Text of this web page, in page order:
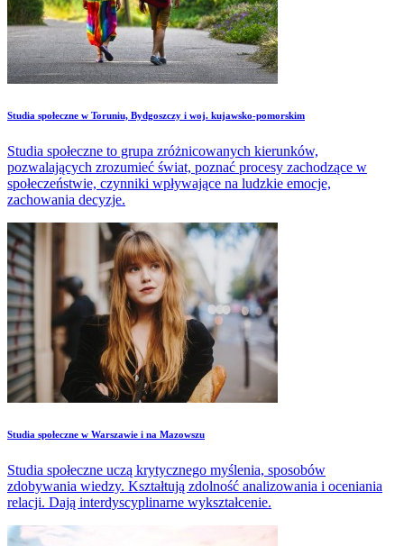
Studia społeczne w Toruniu, Bydgoszczy i woj. kujawsko-pomorskim
Studia społeczne to grupa zróżnicowanych kierunków,
pozwalających zrozumieć świat, poznać procesy zachodzące w
społeczeństwie, czynniki wpływające na ludzkie emocje,
zachowania decyzje.
Studia społeczne w Warszawie i na Mazowszu
Studia społeczne uczą krytycznego myślenia, sposobów
zdobywania wiedzy. Kształtują zdolność analizowania i oceniania
relacji. Dają interdyscyplinarne wykształcenie.